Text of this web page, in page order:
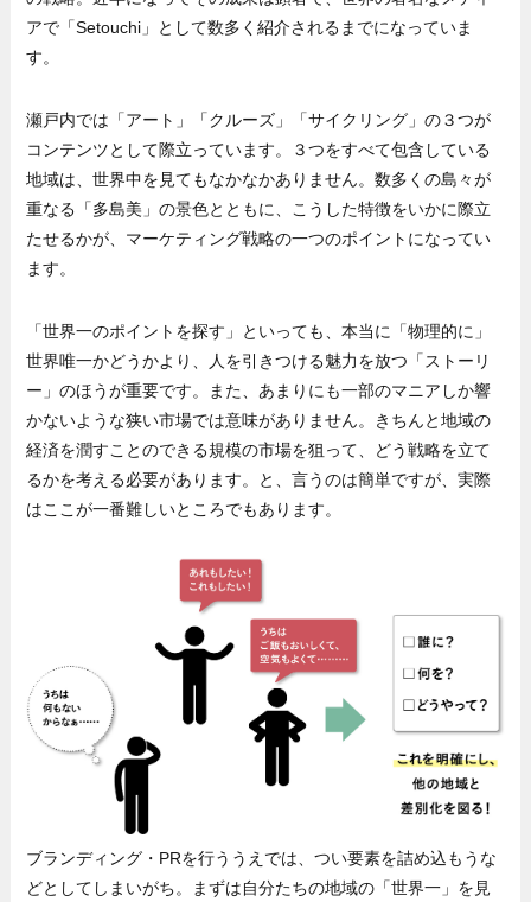
アで「Setouchi」として数多く紹介されるまでになっていま
す。
瀬戸内では「アート」「クルーズ」「サイクリング」の３つが
コンテンツとして際立っています。３つをすべて包含している
地域は、世界中を見てもなかなかありません。数多くの島々が
重なる「多島美」の景色とともに、こうした特徴をいかに際立
たせるかが、マーケティング戦略の一つのポイントになってい
ます。
「世界一のポイントを探す」といっても、本当に「物理的に」
世界唯一かどうかより、人を引きつける魅力を放つ「ストーリ
ー」のほうが重要です。また、あまりにも一部のマニアしか響
かないような狭い市場では意味がありません。きちんと地域の
経済を潤すことのできる規模の市場を狙って、どう戦略を立て
るかを考える必要があります。と、言うのは簡単ですが、実際
はここが一番難しいところでもあります。
ブランディング・PRを行ううえでは、つい要素を詰め込もうな
どとしてしまいがち。まずは自分たちの地域の「世界一」を見